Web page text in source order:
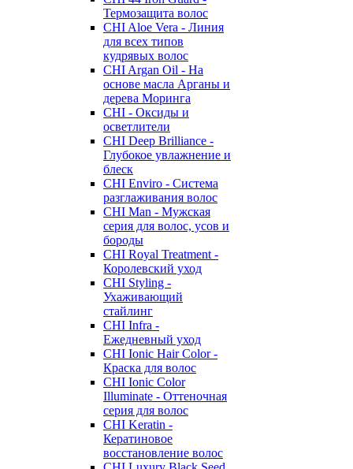
Термозащита волос
CHI Aloe Vera - Линия
для всех типов
кудрявых волос
CHI Argan Oil - На
основе масла Арганы и
дерева Моринга
CHI - Оксиды и
осветлители
CHI Deep Brilliance -
Глубокое увлажнение и
блеск
CHI Enviro - Система
разглаживания волос
CHI Man - Мужская
серия для волос, усов и
бороды
CHI Royal Treatment -
Королевский уход
CHI Styling -
Ухаживающий
стайлинг
CHI Infra -
Ежедневный уход
CHI Ionic Hair Color -
Краска для волос
CHI Ionic Color
Illuminate - Оттеночная
серия для волос
CHI Keratin -
Кератиновое
восстановление волос